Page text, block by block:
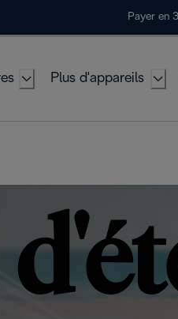
Payer en
Plus d'appareils